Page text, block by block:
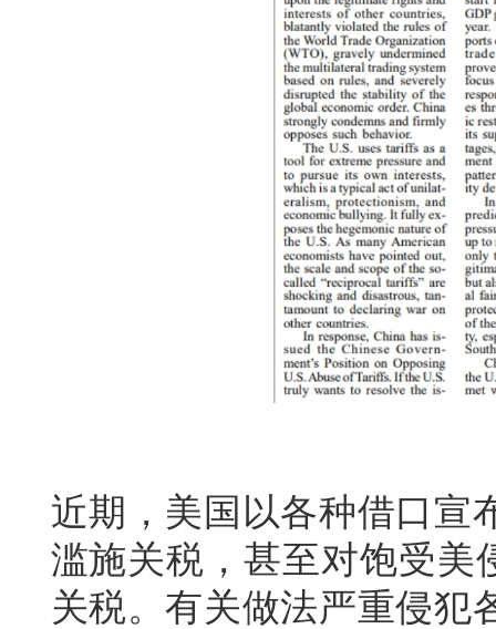
近期，美国以各种借口宣
滥施关税，甚至对饱受美
关税。有关做法严重侵犯